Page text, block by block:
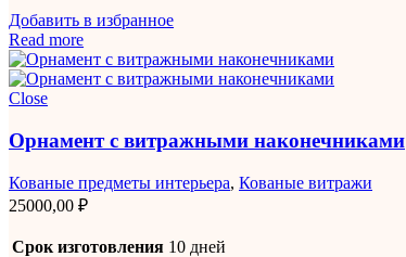
Добавить в избранное
Read more
Close
Орнамент с витражными наконечниками
Кованые предметы интерьера, Кованые витражи
25000,00 ₽
Срок изготовления 10 дней